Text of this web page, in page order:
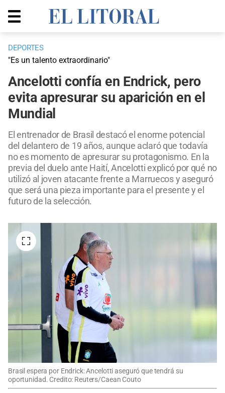
DEPORTES
"Es un talento extraordinario"
Ancelotti confía en Endrick, pero
evita apresurar su aparición en el
Mundial
El entrenador de Brasil destacó el enorme potencial
del delantero de 19 años, aunque aclaró que todavía
no es momento de apresurar su protagonismo. En la
previa del duelo ante Haití, Ancelotti explicó por qué no
utilizó al joven atacante frente a Marruecos y aseguró
que será una pieza importante para el presente y el
futuro de la selección.
Brasil espera por Endrick: Ancelotti aseguró que tendrá su
oportunidad. Credito: Reuters/Caean Couto